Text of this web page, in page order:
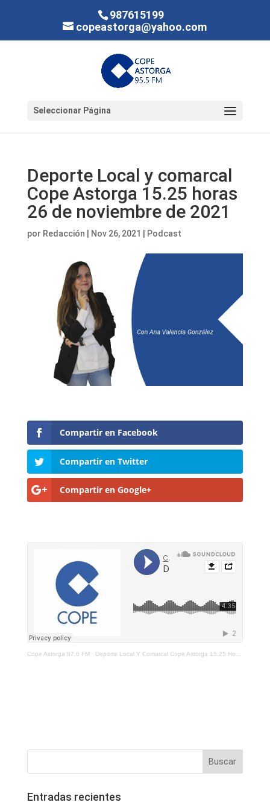
987615199
copeastorga@yahoo.com
Seleccionar Página
Deporte Local y comarcal
Cope Astorga 15.25 horas
26 de noviembre de 2021
por Redacción Nov 26, 2021 Podcast
Compartir en Facebook
Compartir en Twitter
Compartir en Google+
Cope Astorga 87.6 FM· Deporte Local Y Comarcal Cope Astorga 15.25 Horas 26 De Noviembre De 2021
Entradas recientes